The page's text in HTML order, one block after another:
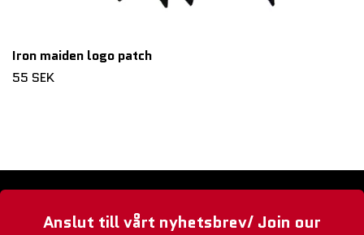
Iron maiden logo patch
55 SEK
Anslut till vårt nyhetsbrev/ Join our